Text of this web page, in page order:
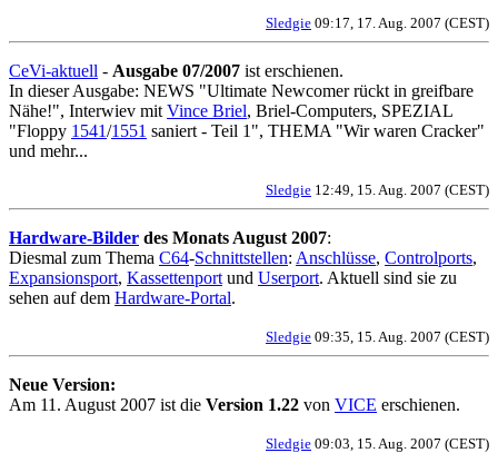
Sledgie 09:17, 17. Aug. 2007 (CEST)
CeVi-aktuell - Ausgabe 07/2007 ist erschienen.
In dieser Ausgabe: NEWS "Ultimate Newcomer rückt in greifbare
Nähe!", Interwiev mit Vince Briel, Briel-Computers, SPEZIAL
"Floppy 1541/1551 saniert - Teil 1", THEMA "Wir waren Cracker"
und mehr...
Sledgie 12:49, 15. Aug. 2007 (CEST)
Hardware-Bilder des Monats August 2007:
Diesmal zum Thema C64-Schnittstellen: Anschlüsse, Controlports,
Expansionsport, Kassettenport und Userport. Aktuell sind sie zu
sehen auf dem Hardware-Portal.
Sledgie 09:35, 15. Aug. 2007 (CEST)
Neue Version:
Am 11. August 2007 ist die Version 1.22 von VICE erschienen.
Sledgie 09:03, 15. Aug. 2007 (CEST)